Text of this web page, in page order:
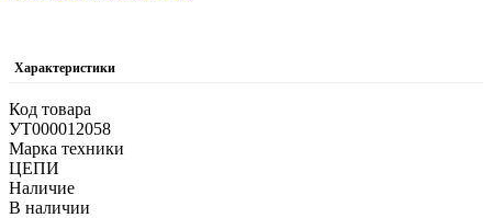
Характеристики
Код товара
УТ000012058
Марка техники
ЦЕПИ
Наличие
В наличии